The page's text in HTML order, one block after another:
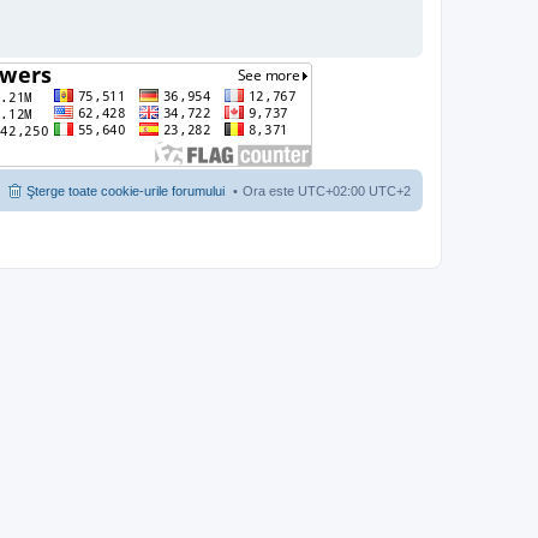
Ora este UTC+02:00 UTC+2
Şterge toate cookie-urile forumului